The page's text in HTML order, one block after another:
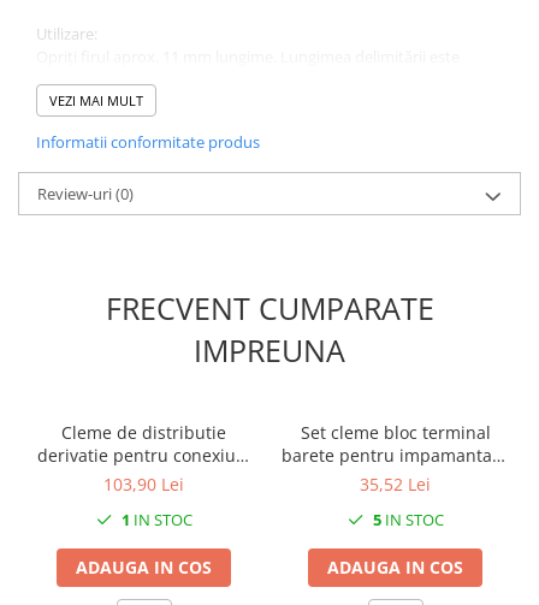
Utilizare:
indicată de seara conexiunii prin cablu. Pentru a verifica
conexiunea, utilizați un detector de fază la orificiul de inspecție
Pentru a repara sau înlocui firele, pur și simplu răsuciți firul ferm
la stânga și la dreapta în timp ce țineți și trageți ferm conectorul
firului.
VEZI MAI MULT
Informatii conformitate produs
Review-uri(0)
FRECVENT CUMPARATE
IMPREUNA
Cleme de distributie
derivatie pentru conexiuni
trifazice 25mm²/16mm² Cu-
4 intrari per pol/clema
103,90 Lei
1 IN STOC
ADAUGA IN COS
Set cleme bloc terminal
barete pentru impamantare
si nul albastra si verde pe
63A izolate
35,52 Lei
5IN STOC
ADAUGA IN COS